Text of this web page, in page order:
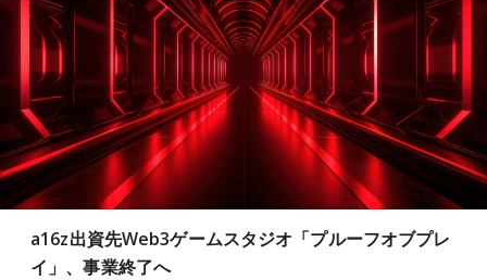
a16z出資先Web3ゲームスタジオ「プルーフオブプレ
イ」、事業終了へ